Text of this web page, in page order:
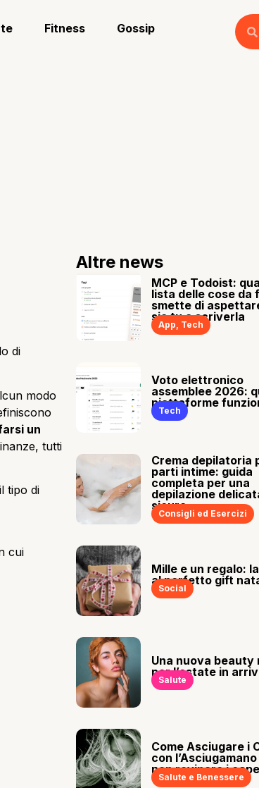
Fitness Gossip
di
modo
un
tutti
tipo di
cui
Altre news
MCP e Todoist:
lista delle cose da
smette di
sia tu a scriverla
App, Tech
Voto elettronico
assemblee 2026:
piattaforme
Tech
Crema depilatoria
parti intime: guida
completa per una
depilazione
sicura
Consigli ed Esercizi
Mille e un regalo:
al perfetto gift
Social
Una nuova beauty
per l’estate in
Salute
Come Asciugare i
con
non rovinare i
Salute e Benessere